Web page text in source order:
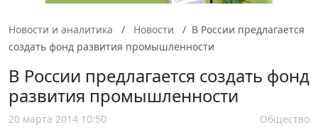
Новости и аналитика Новости
В России предлагается
создать фонд развития промышленности
В России предлагается создать фонд
развития промышленности
20 марта 2014 10:50 Общество